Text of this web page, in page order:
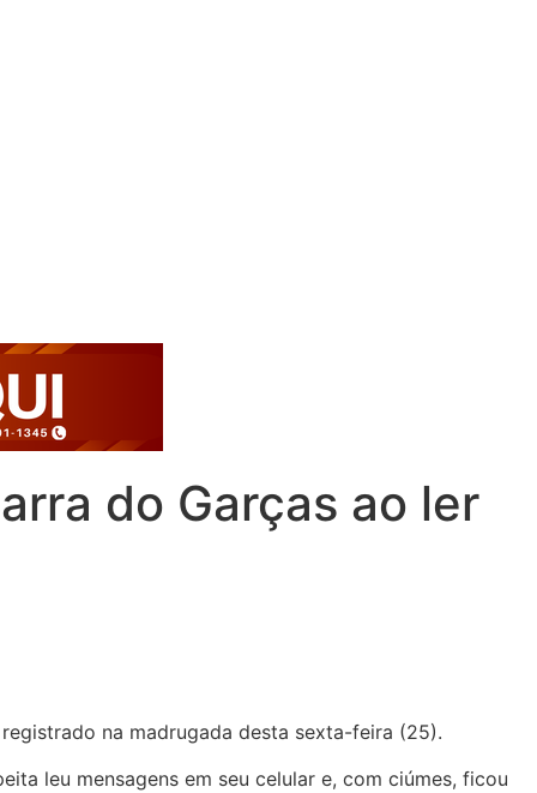
do Garças ao ler
na madrugada desta sexta-feira (25).
leu mensagens em seu celular e, com ciúmes, ficou